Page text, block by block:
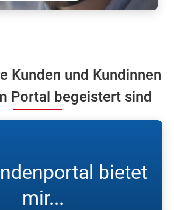
Kunden und Kundinnen
Portal begeistert sind
bietet
mir...